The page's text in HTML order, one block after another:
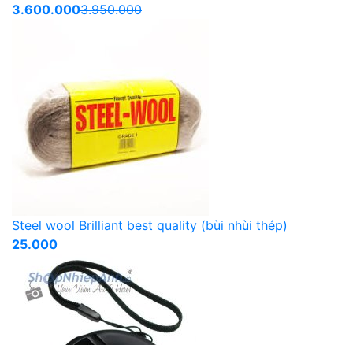
3.600.0003.950.000
Steel wool Brilliant best quality (bùi nhùi thép)
25.000